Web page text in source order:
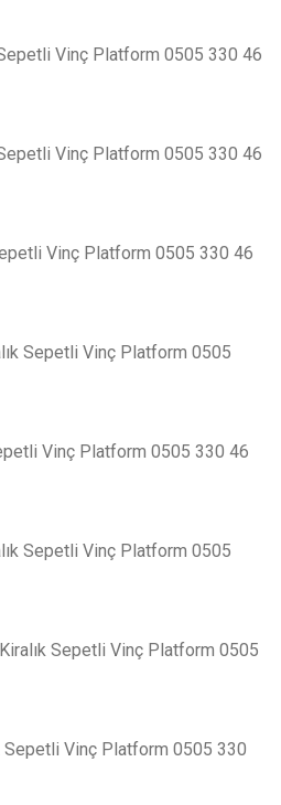
Vinç Platform 0505 330 46
Vinç Platform 0505 330 46
Vinç Platform 0505 330 46
Sepetli Vinç Platform 0505
Vinç Platform 0505 330 46
Sepetli Vinç Platform 0505
Sepetli Vinç Platform 0505
Sepetli Vinç Platform 0505 330